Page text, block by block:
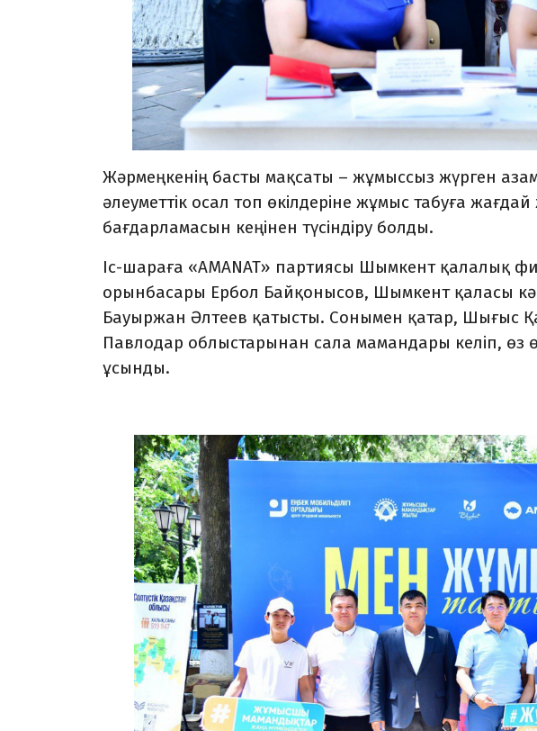
Жәрмеңкенің басты мақсаты – жұмыссыз жүрген
әлеуметтік осал топ өкілдеріне жұмыс табуға
бағдарламасын кеңінен түсіндіру болды.
Іс-шараға «AMANAT» партиясы Шымкент қалалық
орынбасары Ербол Байқонысов, Шымкент қаласы
Бауыржан Әлтеев қатысты. Сонымен қатар, Шығыс
Павлодар облыстарынан сала мамандары келіп, өз
ұсынды.